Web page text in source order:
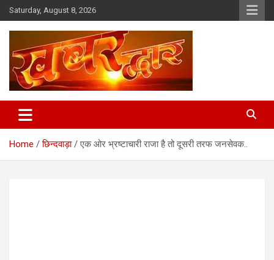
Skip
to
content
Saturday, August 8, 2026
Khabar Dwar
Home छिन्दवाड़ा एक ओर भ्रष्टाचारी राजा है तो दूसरी तरफ जनसेवक..